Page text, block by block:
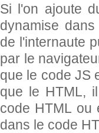
Si l'on ajoute
dynamise
de l'internaute
par le
que le code JS
que le HTML,
code HTML ou
dans le code